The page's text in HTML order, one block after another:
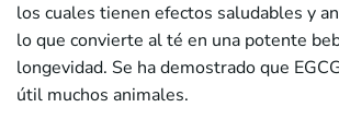
los cuales tienen efectos saludables y
lo que convierte al té en una potente
longevidad. Se ha demostrado que
útil muchos animales.